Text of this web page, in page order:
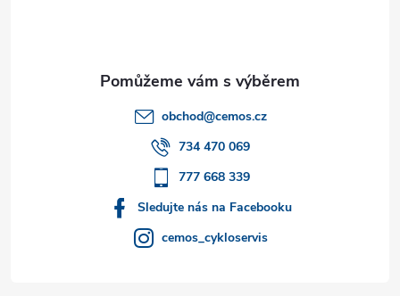
obchod@cemos.cz
734 470 069
777 668 339
Sledujte nás na Facebooku
cemos_cykloservis